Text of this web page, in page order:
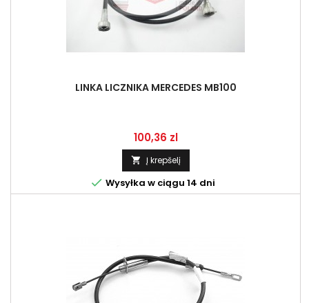
LINKA LICZNIKA MERCEDES MB100
Kaina
100,36 zl
 Į krepšelį
 Wysyłka w ciągu 14 dni